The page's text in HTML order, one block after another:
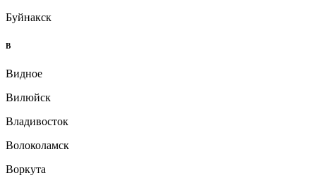
Буйнакск
В
Видное
Вилюйск
Владивосток
Волоколамск
Воркута